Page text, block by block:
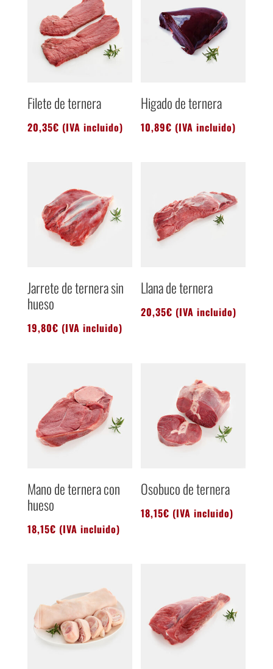
Filete de ternera
20,35€ (IVA incluido)
Higado de ternera
10,89€ (IVA incluido)
Jarrete de ternera sin
hueso
19,80€ (IVA incluido)
Llana de ternera
20,35€ (IVA incluido)
Mano de ternera con
hueso
18,15€ (IVA incluido)
Osobuco de ternera
18,15€ (IVA incluido)